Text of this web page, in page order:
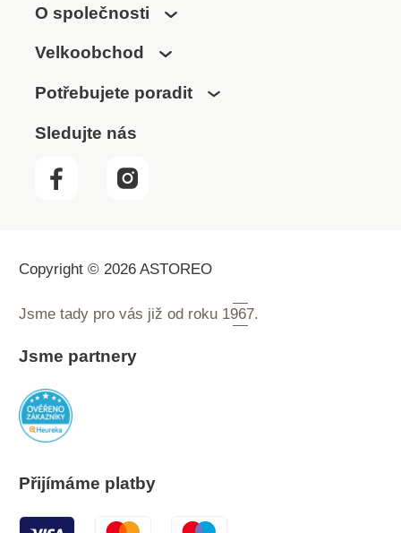
O společnosti
Velkoobchod
Potřebujete poradit
Sledujte nás
Copyright © 2026 ASTOREO
Jsme tady pro vás již od roku 1967.
Jsme partnery
Přijímáme platby